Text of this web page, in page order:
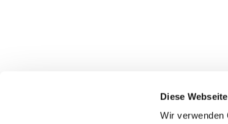
Diese
Wir verwenden